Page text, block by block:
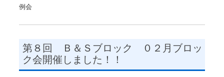
例会
第８回 Ｂ＆Ｓブロック ０２月ブロッ
ク会開催しました！！